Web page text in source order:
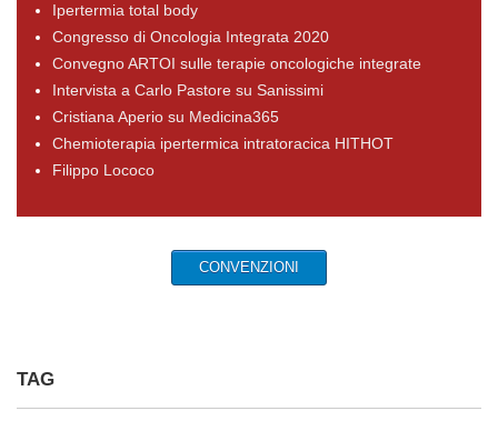
Ipertermia total body
Congresso di Oncologia Integrata 2020
Convegno ARTOI sulle terapie oncologiche integrate
Intervista a Carlo Pastore su Sanissimi
Cristiana Aperio su Medicina365
Chemioterapia ipertermica intratoracica HITHOT
Filippo Lococo
CONVENZIONI
TAG